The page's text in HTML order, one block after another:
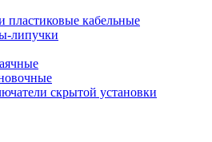
пластиковые кабельные
липучки
скрытой установки